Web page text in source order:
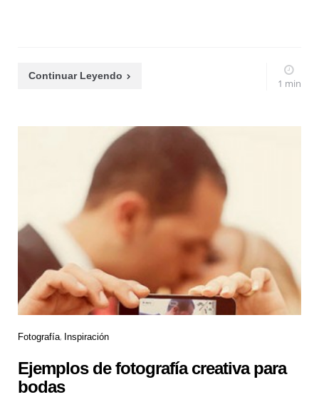
Continuar Leyendo
1 min
Fotografía Inspiración
Ejemplos de fotografía creativa para
bodas